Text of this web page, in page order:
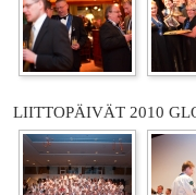
LIITTOPÄIVÄT 2010